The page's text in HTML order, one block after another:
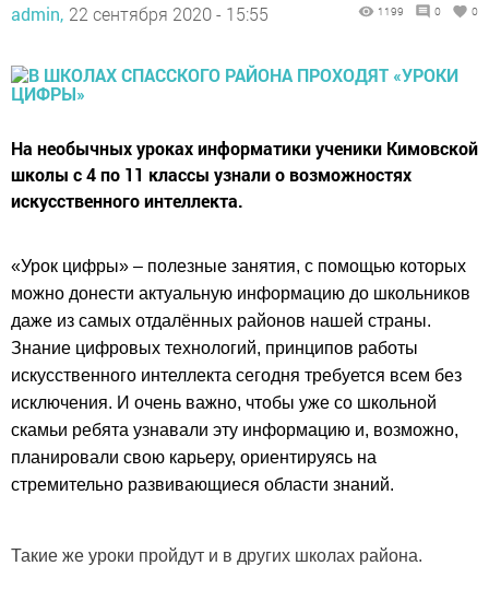
admin, 22 сентября 2020 - 15:55 1199 0 0
На необычных уроках информатики ученики Кимовской
школы с 4 по 11 классы узнали о возможностях
искусственного интеллекта.
«Урок цифры» – полезные занятия, с помощью которых
можно донести актуальную информацию до школьников
даже из самых отдалённых районов нашей страны.
Знание цифровых технологий, принципов работы
искусственного интеллекта сегодня требуется всем без
исключения. И очень важно, чтобы уже со школьной
скамьи ребята узнавали эту информацию и, возможно,
планировали свою карьеру, ориентируясь на
стремительно развивающиеся области знаний.
Такие же уроки пройдут и в других школах района.